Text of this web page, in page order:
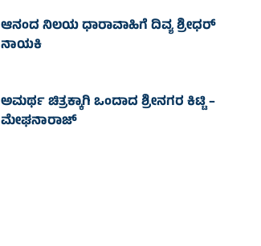
ಆನಂದ ನಿಲಯ ಧಾರಾವಾಹಿಗೆ ದಿವ್ಯ ಶ್ರೀಧರ್
ನಾಯಕಿ
ಅಮರ್ಥ ಚಿತ್ರಕ್ಕಾಗಿ ಒಂದಾದ ಶ್ರೀನಗರ ಕಿಟ್ಟಿ –
ಮೇಘನಾರಾಜ್